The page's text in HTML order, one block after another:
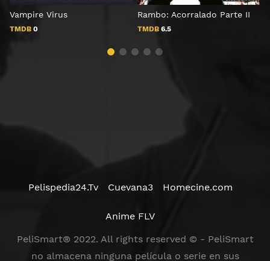
Vampire Virus
TMDB 0
Rambo: Acorralado Parte II
TMDB 6.5
Pelispedia24.Tv Cuevana3 Homecine.com
Anime FLV
PeliSmart® 2022. All rights reserved © - PeliSmart
no almacena ninguna película o serie en sus